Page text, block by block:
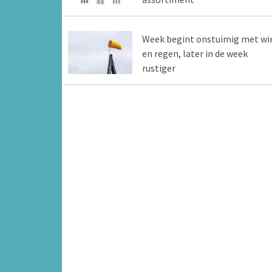
Week begint onstuimig met
en regen, later in de week
rustiger